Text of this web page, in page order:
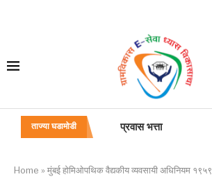
ताज्या घडामोडी
प्रवास भत्ता
Home » मुंबई होमिओपथिक वैद्यकीय व्यवसायी अधिनियम १९५९